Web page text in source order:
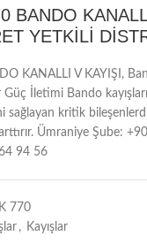
BANDO
YETKİLİ
KANALLI V KAYIŞI,
İletimi Bando
sağlayan kritik
Ümraniye Şube:
94 56
770
, Kayışlar